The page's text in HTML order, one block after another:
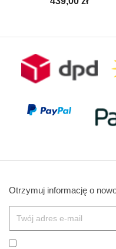
Otrzymuj informację o